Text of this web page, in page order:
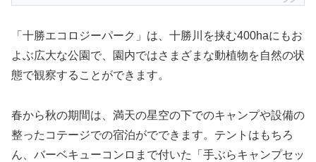
「十勝エコロジーパーク」は、十勝川を挟む400haにもお
よぶ広大な公園で、園内ではさまざまな動植物を自然の状
態で観察することができます。
春から秋の期間は、満天の星空の下でのキャンプや設備の
整ったコテージでの宿泊がでできます。テントはもちろ
ん、バーベキューコンロまで付いた「手ぶらキャンプセッ